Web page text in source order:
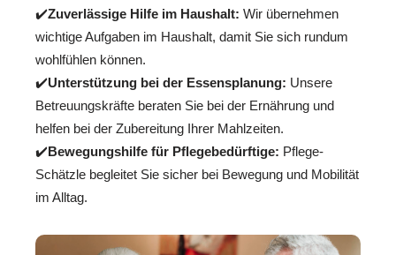
✔️Zuverlässige Hilfe im Haushalt: Wir übernehmen
wichtige Aufgaben im Haushalt, damit Sie sich rundum
wohlfühlen können.
✔️Unterstützung bei der Essensplanung: Unsere
Betreuungskräfte beraten Sie bei der Ernährung und
helfen bei der Zubereitung Ihrer Mahlzeiten.
✔️Bewegungshilfe für Pflegebedürftige: Pflege-
Schätzle begleitet Sie sicher bei Bewegung und Mobilität
im Alltag.